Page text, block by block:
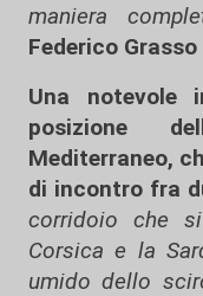
maniera
Federico
Una notevole
posizione
Mediterraneo,
di incontro fra
corridoio che
Corsica e la
umido dello